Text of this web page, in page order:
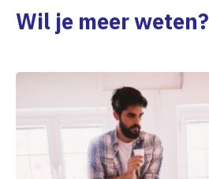
Wil je meer weten?